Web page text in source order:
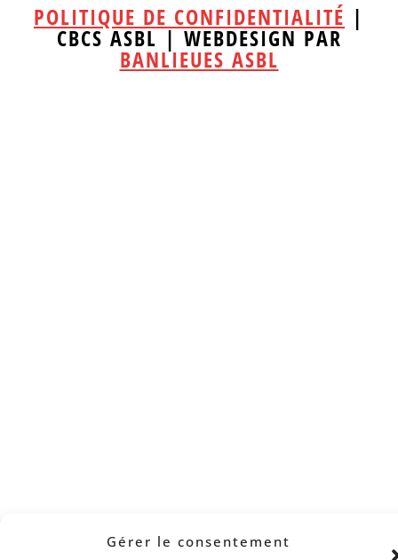
Gérer le consentement
POLITIQUE DE CONFIDENTIALITÉ |
CBCS ASBL | WEBDESIGN PAR
BANLIEUES ASBL